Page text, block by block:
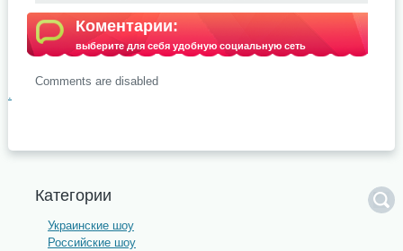
Коментарии:
выберите для себя удобную социальную сеть
Comments are disabled
.
Категории
Украинские шоу
Российские шоу